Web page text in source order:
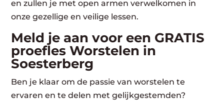
en zullen je met open armen verwelkomen in
onze gezellige en veilige lessen.
Meld je aan voor een GRATIS
proefles Worstelen in
Soesterberg
Ben je klaar om de passie van worstelen te
ervaren en te delen met gelijkgestemden?